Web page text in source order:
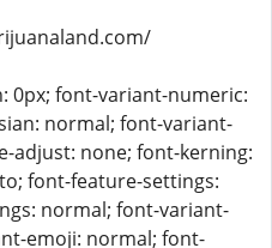
0px; font-variant-numeric:
normal; font-variant-
adjust: none; font-kerning:
font-feature-settings:
normal; font-variant-
emoji: normal; font-